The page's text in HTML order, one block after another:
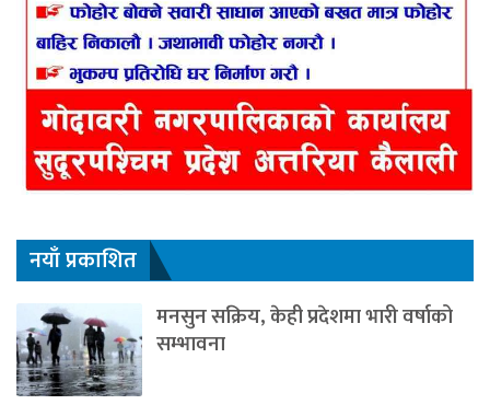
नयाँ प्रकाशित
मनसुन सक्रिय, केही प्रदेशमा भारी वर्षाको
सम्भावना